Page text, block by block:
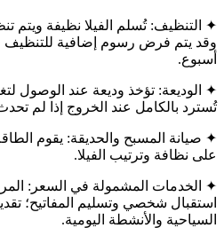
✦ التنظيف: تُسلم الفيلا نظيفة ويتم
وقد يتم فرض رسوم إضافية للتنظيف
أسبوع.
✦ الوديعة: تؤخذ وديعة عند الوصول
تُسترد بالكامل عند الخروج إذا لم
✦ صيانة المسبح والحديقة: يقوم
على نظافة وترتيب الفيلا.
✦ الخدمات المشمولة في السعر:
استقبال شخصي وتسليم المفاتيح؛
السياحية والأنشطة اليومية.